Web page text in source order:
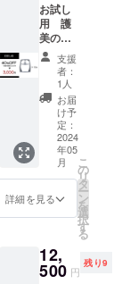
お試し
用 護
美の
助 10
枚 定
価5,000
円の
40％off
サイズ
たて：
38cm
上部：
25cm
下部：
30cm
支援
者：
1人
お届
け予
定：
2024
年05
月
詳細を見る
こ
の
リ
タ
ー
ン
を
選
択
す
る
12,
500 円
残り9